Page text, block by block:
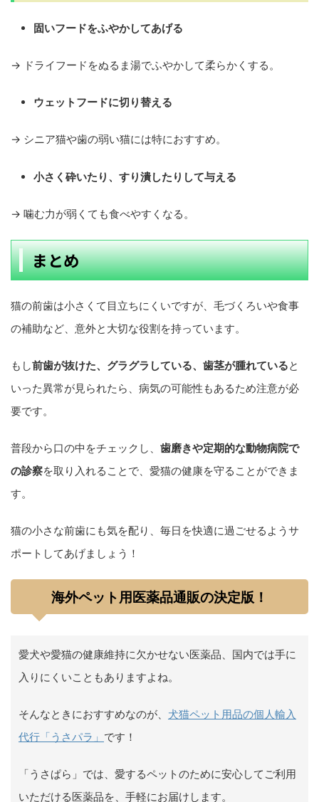
固いフードをふやかしてあげる
→ ドライフードをぬるま湯でふやかして柔らかくする。
ウェットフードに切り替える
→ シニア猫や歯の弱い猫には特におすすめ。
小さく砕いたり、すり潰したりして与える
→ 噛む力が弱くても食べやすくなる。
まとめ
猫の前歯は小さくて目立ちにくいですが、毛づくろいや食事
の補助など、意外と大切な役割を持っています。
もし前歯が抜けた、グラグラしている、歯茎が腫れていると
いった異常が見られたら、病気の可能性もあるため注意が必
要です。
普段から口の中をチェックし、 歯磨きや定期的な動物病院で
の診察を取り入れることで、愛猫の健康を守ることができま
す。
猫の小さな前歯にも気を配り、毎日を快適に過ごせるようサ
ポートしてあげましょう！
海外ペット用医薬品通販の決定版！
愛犬や愛猫の健康維持に欠かせない医薬品、国内では手に
入りにくいこともありますよね。
そんなときにおすすめなのが、 犬猫ペット用品の個人輸入
代行「うさパラ」 です！
「うさぱら」では、愛するペットのために安心してご利用
いただける医薬品を、手軽にお届けします。